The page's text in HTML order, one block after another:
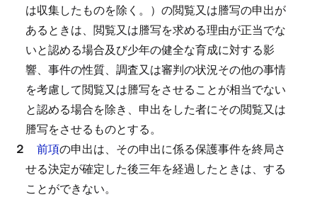
は収集したものを除く。）の閲覧又は謄写の申出が
あるときは、閲覧又は謄写を求める理由が正当でな
いと認める場合及び少年の健全な育成に対する影
響、事件の性質、調査又は審判の状況その他の事情
を考慮して閲覧又は謄写をさせることが相当でない
と認める場合を除き、申出をした者にその閲覧又は
謄写をさせるものとする。
２ 前項の申出は、その申出に係る保護事件を終局さ
せる決定が確定した後三年を経過したときは、する
ことができない。